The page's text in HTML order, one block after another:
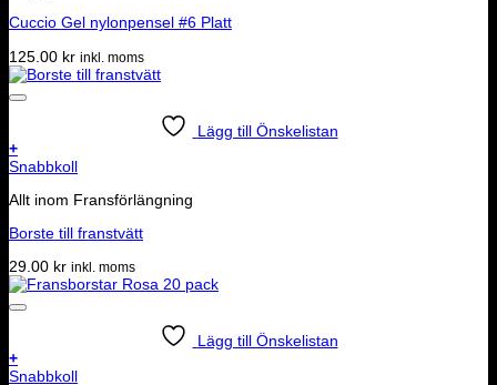
Cuccio Gel nylonpensel #6 Platt
125.00 kr inkl. moms
Lägg till Önskelistan
+
Snabbkoll
Allt inom Fransförlängning
Borste till franstvätt
29.00 kr inkl. moms
Lägg till Önskelistan
+
Snabbkoll